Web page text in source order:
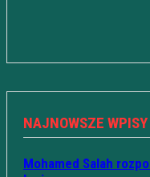
NAJNOWSZE WPISY
Mohamed Salah